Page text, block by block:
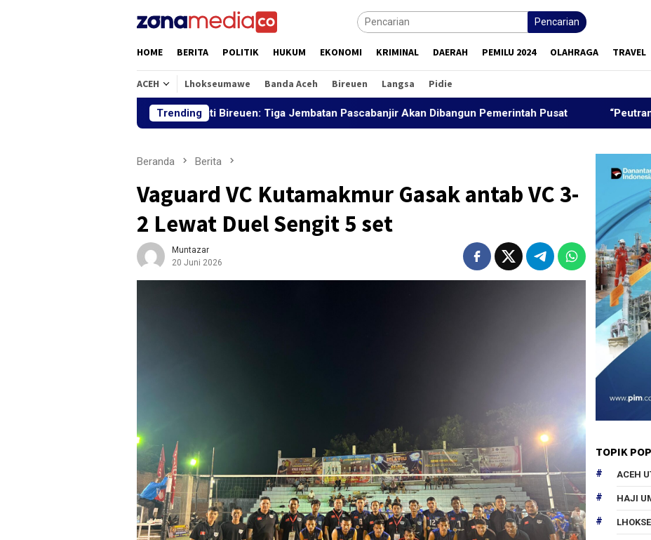
Pencarian
HOME BERITA POLITIK HUKUM EKONOMI KRIMINAL DAERAH PEMILU 2024 OLAHRAGA TRAVEL
ACEH Lhokseumawe Banda Aceh Bireuen Langsa Pidie
Trending
Bupati Bireuen: Tiga Jembatan Pascabanjir Akan Dibangun Pemerintah Pusat “Peutrang Mata”,
Beranda Berita
Vaguard VC Kutamakmur Gasak antab VC 3-
2 Lewat Duel Sengit 5 set
Muntazar
20 Juni 2026
TOPIK
ACEH
HAJI